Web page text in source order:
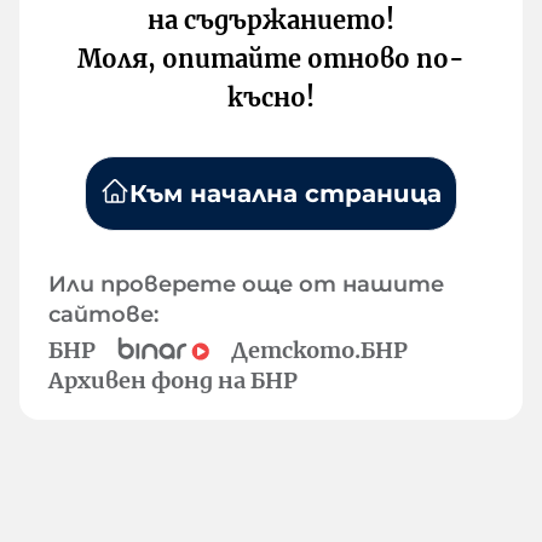
на съдържанието!
Моля, опитайте отново по-
късно!
Към начална страница
Или проверете още от нашите
сайтове:
БНР
Детското.БНР
Архивен фонд на БНР